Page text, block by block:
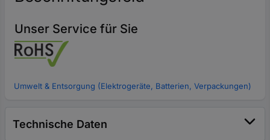
Unser Service für Sie
Umwelt & Entsorgung (Elektrogeräte, Batterien, Verpackungen)
Technische Daten